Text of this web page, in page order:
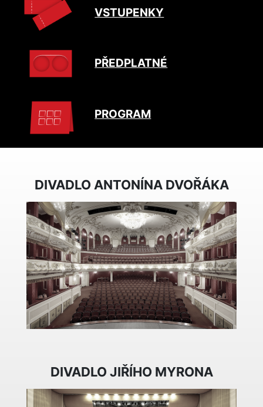
VSTUPENKY
PŘEDPLATNÉ
PROGRAM
DIVADLO ANTONÍNA DVOŘÁKA
DIVADLO JIŘÍHO MYRONA